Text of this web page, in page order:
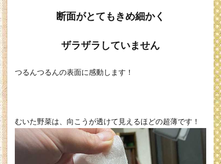
断面がとてもきめ細かく
ザラザラしていません
つるんつるんの表面に感動します！
むいた野菜は、向こうが透けて見えるほどの超薄です！